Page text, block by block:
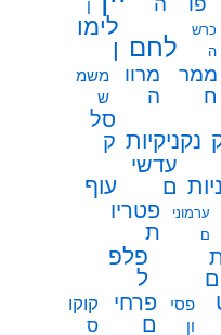
ן
כרש
ה
לחם
לימו
ן
ממר
ח
מרוו
ה
משמ
ש
נקניקיות
סל
ק
עדשי
ם
עוף
ערמוני
ם
פטריו
ת
פלפ
ל
פסי
ון
פרחי
ם
קוקו
ס